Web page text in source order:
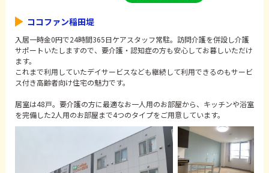
ココファン稲田堤
入居一時金0円で24時間365日ケアスタッフ常駐。訪問介護を併設し介護
サポートいたしますので、要介護・認知症の方も安心してお暮しいただけ
ます。
これまで利用していたデイサービスなども継続して利用できるのもサービ
ス付き高齢者向け住宅の魅力です。
居室は48戸。要介護の方に最適なお一人用のお部屋から、キッチンや浴室
を完備した2人用のお部屋まで4つのタイプをご用意しています。